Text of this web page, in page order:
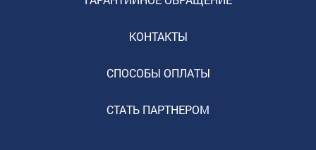
КОНТАКТЫ
СПОСОБЫ ОПЛАТЫ
СТАТЬ ПАРТНЕРОМ